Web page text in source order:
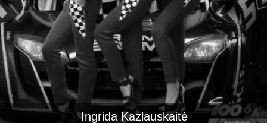
Ingrida Kazlauskaitė